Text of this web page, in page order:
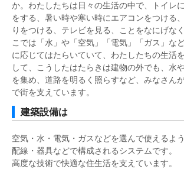
か。わたしたちは日々の生活の中で、トイレ
をする、暑い時や寒い時にエアコンをつける
りをつける、テレビを見る、ことをなにげな
こでは「水」や「空気」「電気」「ガス」な
に応じてはたらいていて、わたしたちの生活
して、こうしたはたらきは建物の外でも、水
を集め、道路を明るく照らすなど、みなさん
で街を支えています。
建築設備は
空気・水・電気・ガスなどを選んで使えるよ
配線・器具などで構成されるシステムです。
高度な技術で快適な住生活を支えています。